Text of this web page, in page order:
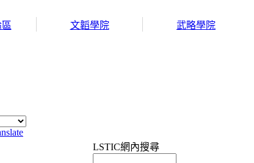
文韜學院 武略學院
LSTIC網內搜尋